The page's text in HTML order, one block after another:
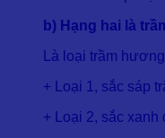
b) Hạng hai là
Là loại trầm
+ Loại 1, sắc sáp
+ Loại 2, sắc xanh